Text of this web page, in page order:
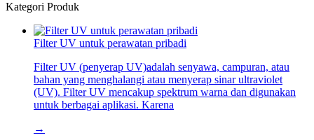
Kategori Produk
Filter UV untuk perawatan pribadi
Filter UV (penyerap UV)adalah senyawa, campuran, atau
bahan yang menghalangi atau menyerap sinar ultraviolet
(UV). Filter UV mencakup spektrum warna dan digunakan
untuk berbagai aplikasi. Karena
→